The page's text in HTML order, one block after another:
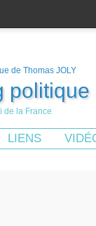
politique
de la France
LIENS